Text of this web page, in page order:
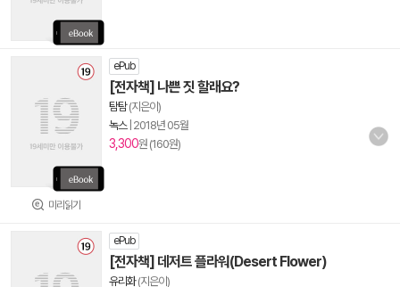
미리읽기
ePub
[전자책] 나쁜 짓 할래요?
탐탐(지은이)
녹스| 2018년 05월
3,300원 (160원)
ePub
[전자책] 데저트 플라워(Desert Flower)
유리화(지은이)